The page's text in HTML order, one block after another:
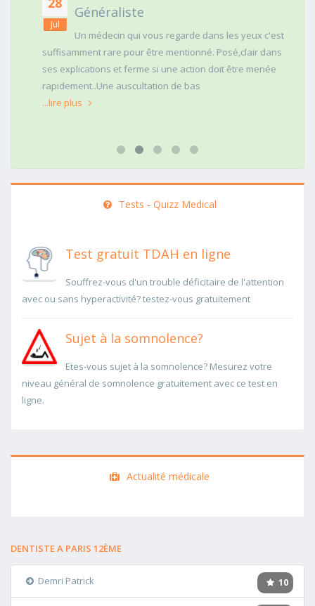
Jul
Généraliste
Un médecin qui vous regarde dans les yeux c'est
suffisamment rare pour être mentionné. Posé,clair dans
ses explications et ferme si une action doit être menée
rapidement..Une auscultation de bas
...lire plus
Tests - Quizz Medical
Test gratuit TDAH en ligne
Souffrez-vous d'un trouble déficitaire de l'attention
avec ou sans hyperactivité? testez-vous gratuitement
Sujet à la somnolence?
Etes-vous sujet à la somnolence? Mesurez votre
niveau général de somnolence gratuitement avec ce test en
ligne.
Actualité médicale
DENTISTE A PARIS 12ÈME
10
Demri Patrick